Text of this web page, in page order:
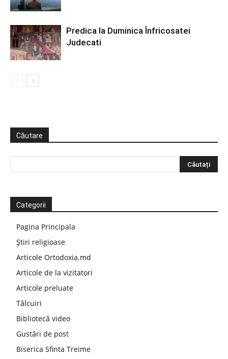
Predica la Duminica Înfricosatei
Judecati
Căutare
Categorii
Pagina Principala
Știri religioase
Articole Ortodoxia.md
Articole de la vizitatori
Articole preluate
Tâlcuiri
Bibliotecă video
Gustări de post
Biserica Sfinta Treime